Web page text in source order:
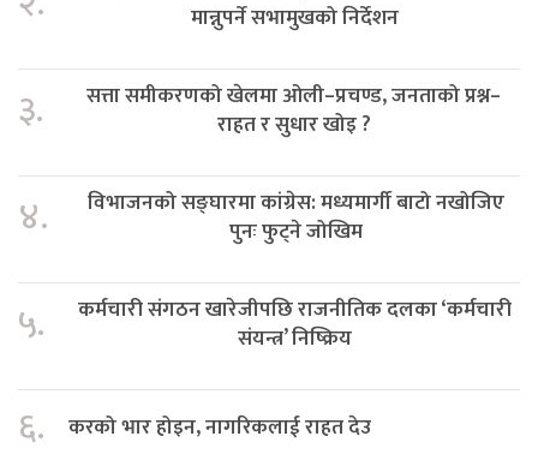
मान्नुपर्ने सभामुखको निर्देशन
३.
सत्ता समीकरणको खेलमा ओली–प्रचण्ड, जनताको प्रश्न–
राहत र सुधार खोइ ?
४.
विभाजनको सङ्घारमा कांग्रेस: मध्यमार्गी बाटो नखोजिए
पुनः फुट्ने जोखिम
५.
कर्मचारी संगठन खारेजीपछि राजनीतिक दलका ‘कर्मचारी
संयन्त्र’ निष्क्रिय
६. करको भार होइन, नागरिकलाई राहत देउ